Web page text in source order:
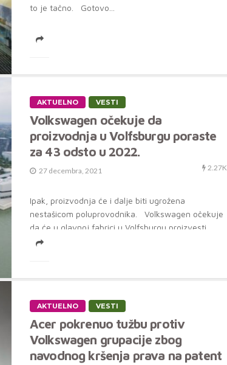
to je tačno. Gotovo...
AKTUELNO VESTI
Volkswagen očekuje da
proizvodnja u Volfsburgu poraste
za 43 odsto u 2022.
27 decembra, 2021 2.27K
Ipak, proizvodnja će i dalje biti ugrožena
nestašicom poluprovodnika. Volkswagen očekuje
da će u glavnoj fabrici u Volfsburgu proizvesti...
AKTUELNO VESTI
Acer pokrenuo tužbu protiv
Volkswagen grupacije zbog
navodnog kršenja prava na patent